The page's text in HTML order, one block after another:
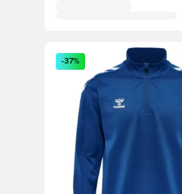
Megnyit egy modált a
-37%